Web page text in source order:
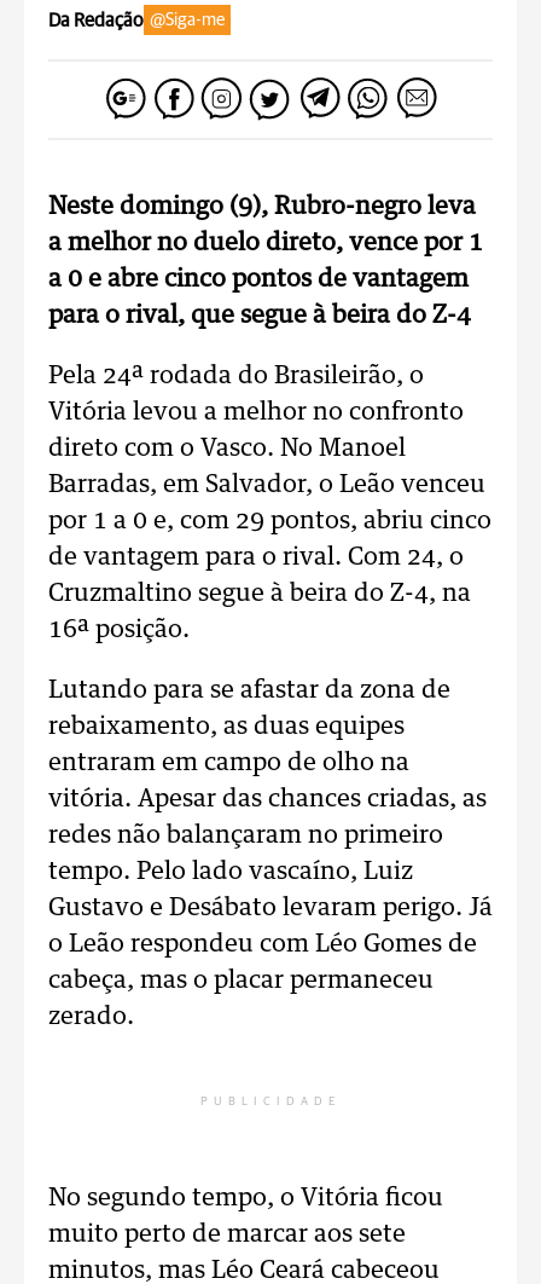
Da Redação @Siga-me
Neste domingo (9), Rubro-negro leva
a melhor no duelo direto, vence por 1
a 0 e abre cinco pontos de vantagem
para o rival, que segue à beira do Z-4
Pela 24ª rodada do Brasileirão, o
Vitória levou a melhor no confronto
direto com o Vasco. No Manoel
Barradas, em Salvador, o Leão venceu
por 1 a 0 e, com 29 pontos, abriu cinco
de vantagem para o rival. Com 24, o
Cruzmaltino segue à beira do Z-4, na
16ª posição.
Lutando para se afastar da zona de
rebaixamento, as duas equipes
entraram em campo de olho na
vitória. Apesar das chances criadas, as
redes não balançaram no primeiro
tempo. Pelo lado vascaíno, Luiz
Gustavo e Desábato levaram perigo. Já
o Leão respondeu com Léo Gomes de
cabeça, mas o placar permaneceu
zerado.
PUBLICIDADE
No segundo tempo, o Vitória ficou
muito perto de marcar aos sete
minutos, mas Léo Ceará cabeceou